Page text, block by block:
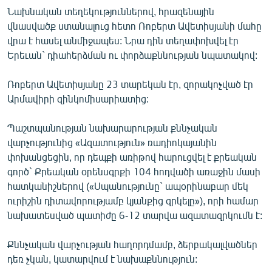
English
Русский
ՀԵՏԵՎԵՔ ՄԵԶ
«Ազատության» բոլոր կայքերը
Նախնական տեղեկություններով, հրազենային
վնասվածք ստանալուց հետո Ռոբերտ Ավետիսյանի մահը
վրա է հասել անմիջապես: Նրա դին տեղափոխվել էր
Երեւան` դիահերձման ու փորձաքննության նպատակով:
Ռոբերտ Ավետիսյանը 23 տարեկան էր, զորակոչված էր
Արմավիրի զինկոմիսարիատից:
Պաշտպանության նախարարության քննչական
վարչությունից «Ազատություն» ռադիոկայանին
փոխանցեցին, որ դեպքի առիթով հարուցվել է քրեական
գործ` Քրեական օրենսգրքի 104 հոդվածի առաջին մասի
հատկանիշներով («Սպանությունը` ապօրինաբար մեկ
ուրիշին դիտավորությամբ կյանքից զրկելը»), որի համար
նախատեսված պատիժը 6-12 տարվա ազատազրկումն է:
Քննչական վարչության հաղորդմամբ, ձերբակալվածներ
դեռ չկան, կատարվում է նախաքննություն: